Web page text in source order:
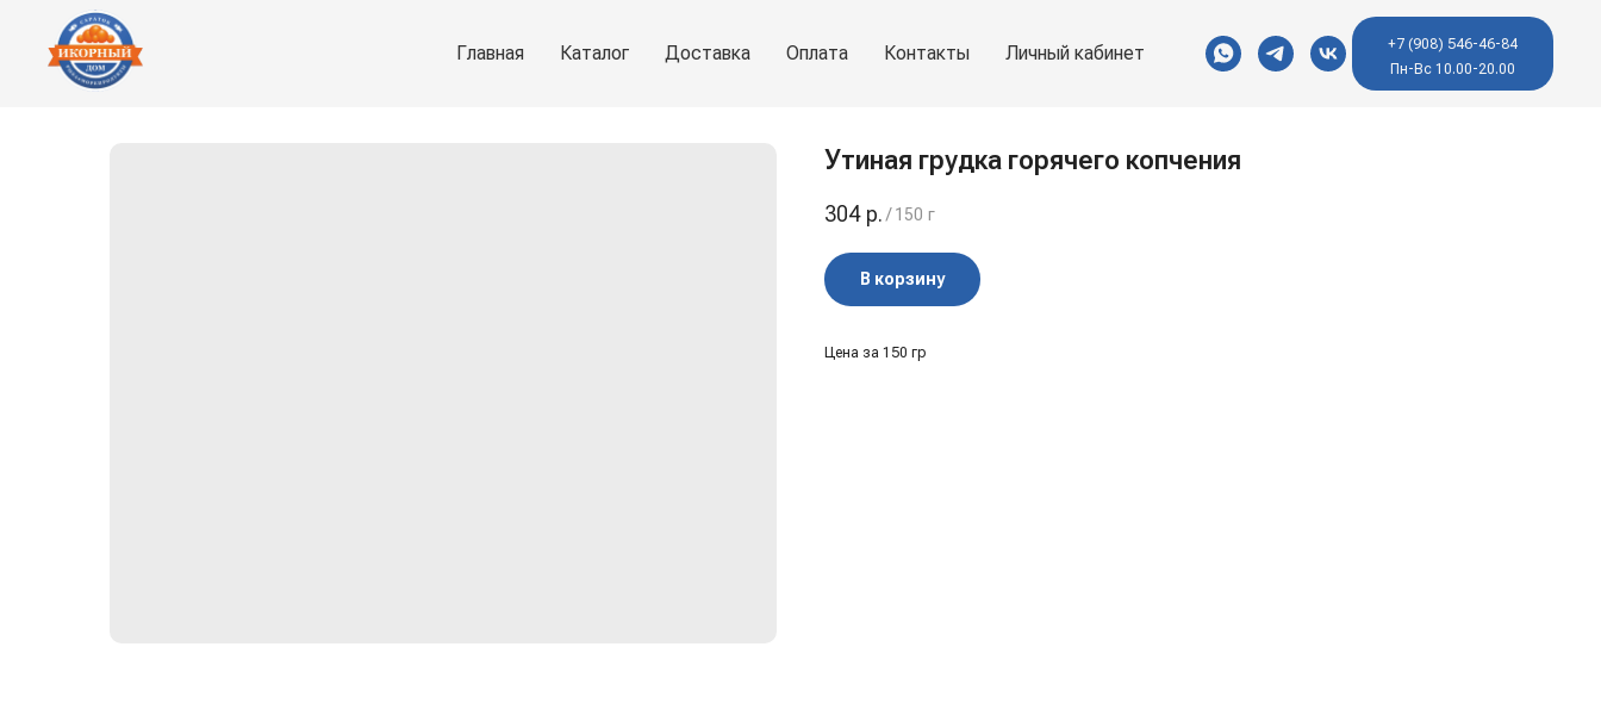
Главная Каталог Доставка Оплата Контакты Личный кабинет
+7 (908) 546-46-84
Пн-Вс 10.00-20.00
Утиная грудка горячего копчения
304 р. / 150 г
В корзину
Цена за 150 гр